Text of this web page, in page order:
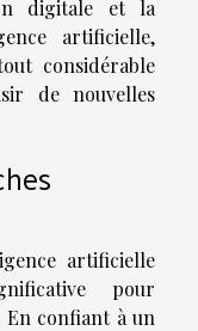
digitale et la
artificielle,
considérable
de nouvelles
artificielle
pour
confiant à un